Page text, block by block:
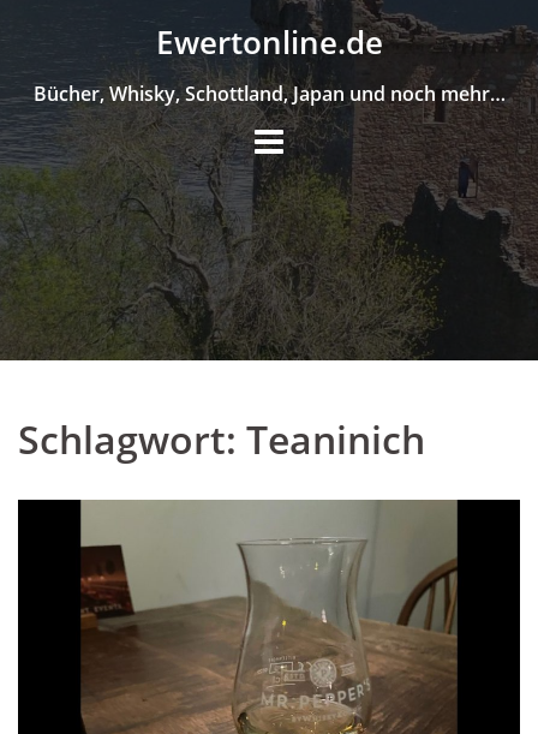
to
Ewertonline.de
Bücher, Whisky, Schottland, Japan und noch mehr…
Schlagwort: Teaninich